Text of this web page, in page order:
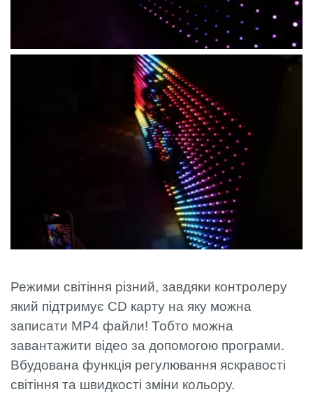
Режими світіння різний, завдяки контролеру
який підтримує CD карту на яку можна
записати MP4 файли! Тобто можна
завантажити відео за допомогою програми.
Вбудована функція регулювання яскравості
світіння та швидкості зміни кольору.